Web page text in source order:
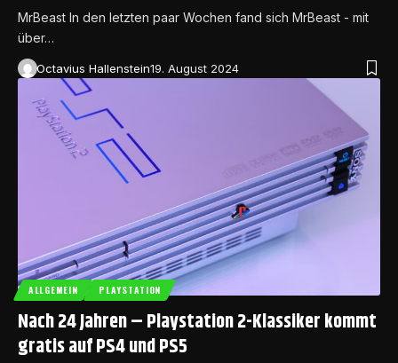
MrBeast In den letzten paar Wochen fand sich MrBeast - mit
über…
Octavius Hallenstein19. August 2024
ALLGEMEIN PLAYSTATION
Nach 24 Jahren – Playstation 2-Klassiker kommt
gratis auf PS4 und PS5